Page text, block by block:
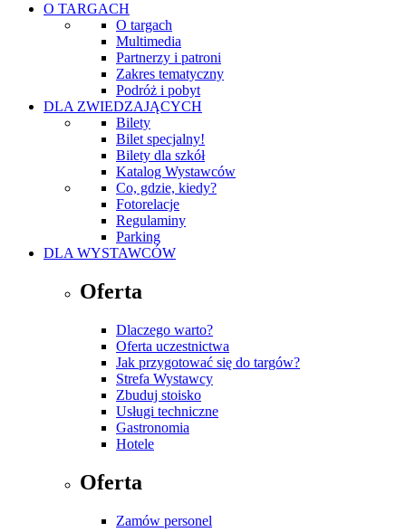
O TARGACH
O targach
Multimedia
Partnerzy i patroni
Zakres tematyczny
Podróż i pobyt
DLA ZWIEDZAJĄCYCH
Bilety
Bilet specjalny!
Bilety dla szkół
Katalog Wystawców
Co, gdzie, kiedy?
Fotorelacje
Regulaminy
Parking
DLA WYSTAWCÓW
Oferta
Dlaczego warto?
Oferta uczestnictwa
Jak przygotować się do targów?
Strefa Wystawcy
Zbuduj stoisko
Usługi techniczne
Gastronomia
Hotele
Oferta
Zamów personel